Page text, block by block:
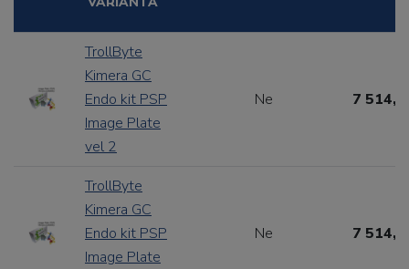
TrollByte
Kimera GC
Endo kit PSP
Image Plate
vel 2
Ne 7
TrollByte
Kimera GC
Endo kit PSP
Image Plate
Ne 7